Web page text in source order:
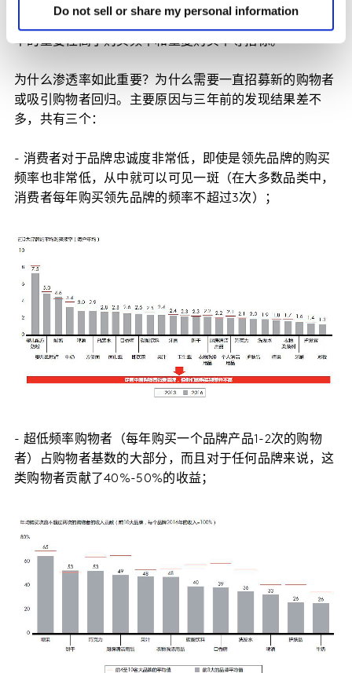
Do not sell or share my personal information
升渗透率。经过这些年的观察，我们依然可以确认：渗透
率的重要性高于购买频率和重复购买率等指标。
为什么渗透率如此重要？为什么需要一直招募新的购物者
或吸引购物者回归。主要原因与三年前的发现结果差不
多，共有三个：
- 消费者对于品牌忠诚度非常低，即使是领先品牌的购买
频率也非常低，从中就可以可见一斑（在大多数品类中，
消费者每年购买领先品牌的频率不超过3次）；
- 超低频率购物者（每年购买一个品牌产品1-2次的购物
者）占购物者基数的大部分，而且对于任何品牌来说，这
类购物者贡献了40%-50%的收益；